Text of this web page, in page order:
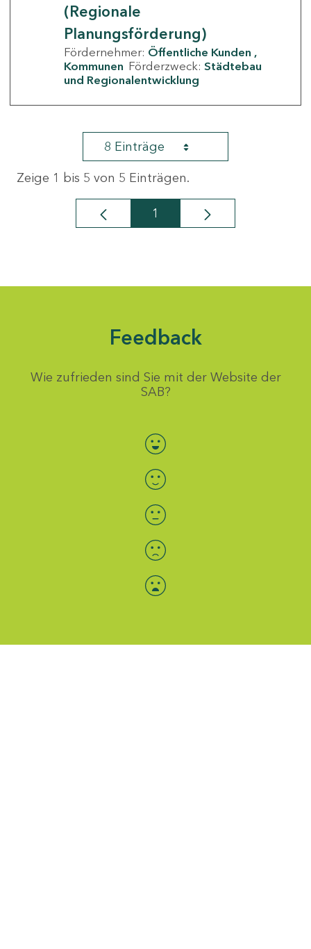
(Regionale
Planungsförderung)
Fördernehmer: Öffentliche Kunden
Kommunen Förderzweck: Städtebau
und Regionalentwicklung
8 Einträge
Zeige 1 bis 5 von 5 Einträgen.
Seite
1
Feedback
Wie zufrieden sind Sie mit der Website der
SAB?
Bewertung auswählen